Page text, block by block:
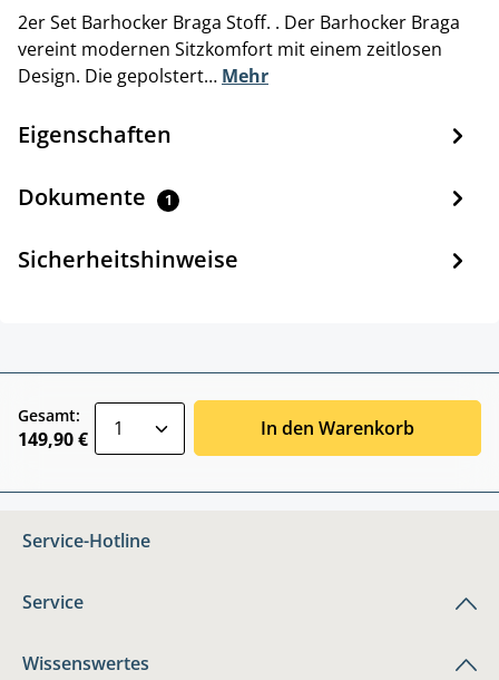
2er Set Barhocker Braga Stoff. . Der Barhocker Braga
vereint modernen Sitzkomfort mit einem zeitlosen
Design. Die gepolstert… Mehr
Eigenschaften
Dokumente 1
Sicherheitshinweise
Gesamt:
149,90 € In den Warenkorb
Service-Hotline
Service
Wissenswertes